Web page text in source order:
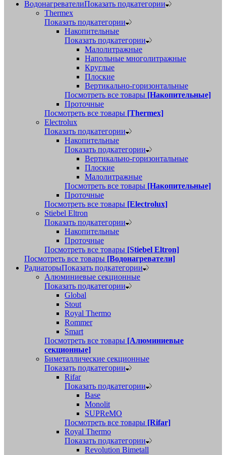
ВодонагревателиПоказать подкатегории
Thermex
Показать подкатегории
Накопительные
Показать подкатегории
Малолитражные
Напольные многолитражные
Круглые
Плоские
Вертикально-горизонтальные
Посмотреть все товары [Накопительные]
Проточные
Посмотреть все товары [Thermex]
Electrolux
Показать подкатегории
Накопительные
Показать подкатегории
Вертикально-горизонтальные
Плоские
Малолитражные
Посмотреть все товары [Накопительные]
Проточные
Посмотреть все товары [Electrolux]
Stiebel Eltron
Показать подкатегории
Накопительные
Проточные
Посмотреть все товары [Stiebel Eltron]
Посмотреть все товары [Водонагреватели]
РадиаторыПоказать подкатегории
Алюминиевые секционные
Показать подкатегории
Global
Stout
Royal Thermo
Rommer
Smart
Посмотреть все товары [Алюминиевые
секционные]
Биметаллические секционные
Показать подкатегории
Rifar
Показать подкатегории
Base
Monolit
SUPReMO
Посмотреть все товары [Rifar]
Royal Thermo
Показать подкатегории
Revolution Bimetall